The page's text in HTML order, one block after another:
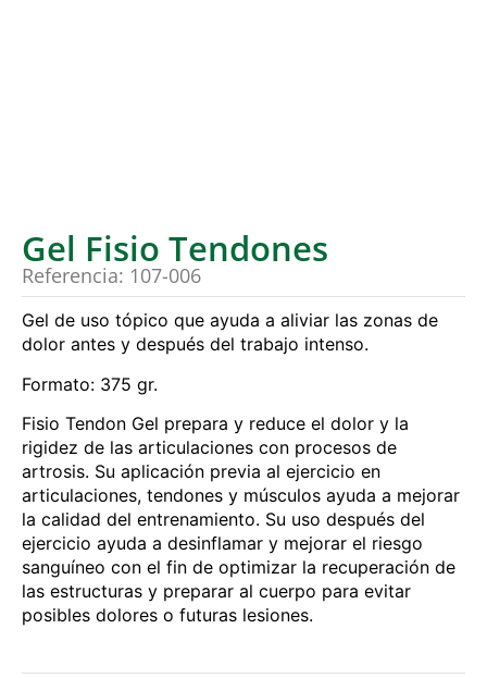
Gel Fisio Tendones
Referencia: 107-006
Gel de uso tópico que ayuda a aliviar las zonas de
dolor antes y después del trabajo intenso.
Formato: 375 gr.
Fisio Tendon Gel prepara y reduce el dolor y la
rigidez de las articulaciones con procesos de
artrosis. Su aplicación previa al ejercicio en
articulaciones, tendones y músculos ayuda a mejorar
la calidad del entrenamiento. Su uso después del
ejercicio ayuda a desinflamar y mejorar el riesgo
sanguíneo con el fin de optimizar la recuperación de
las estructuras y preparar al cuerpo para evitar
posibles dolores o futuras lesiones.